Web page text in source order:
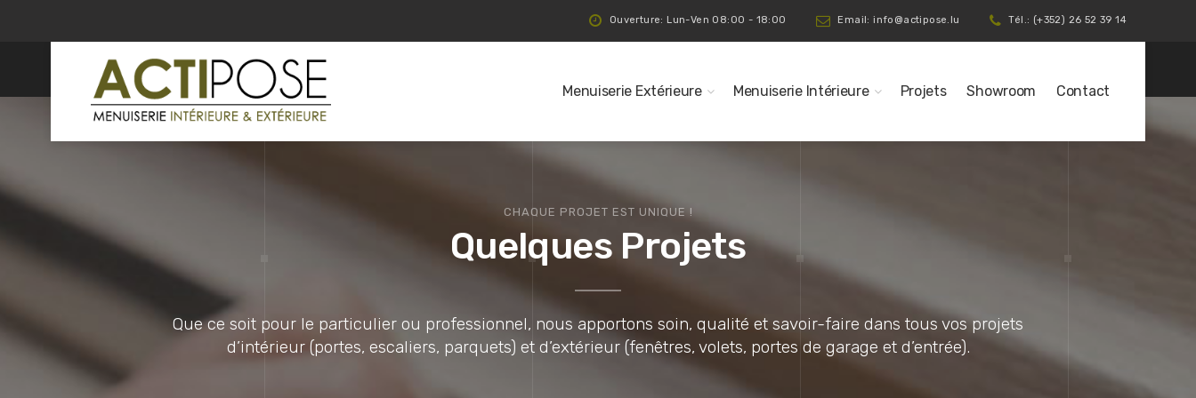
Ouverture: Lun-Ven 08:00 - 18:00 Email: info@actipose.lu Tél.: (+352) 26 52 39 14
Menuiserie Extérieure Menuiserie Intérieure Projets Showroom Contact
CHAQUE PROJET EST UNIQUE !
Quelques Projets
Que ce soit pour le particulier ou professionnel, nous apportons soin, qualité et savoir-faire dans tous vos projets
d’intérieur (portes, escaliers, parquets) et d’extérieur (fenêtres, volets, portes de garage et d’entrée).